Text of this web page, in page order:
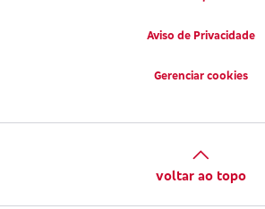
Aviso de Privacidade
Gerenciar cookies
voltar ao topo